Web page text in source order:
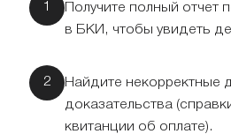
Получите полный отчет
в БКИ, чтобы увидеть
Найдите некорректные
доказательства
квитанции об оплате).